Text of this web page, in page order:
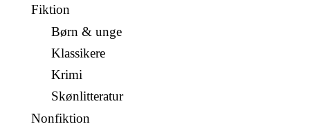
Fiktion
Børn & unge
Klassikere
Krimi
Skønlitteratur
Nonfiktion